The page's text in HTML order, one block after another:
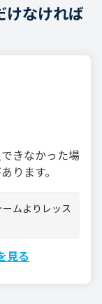
けなければ
きなかった場
ります。
ムよりレッス
見る